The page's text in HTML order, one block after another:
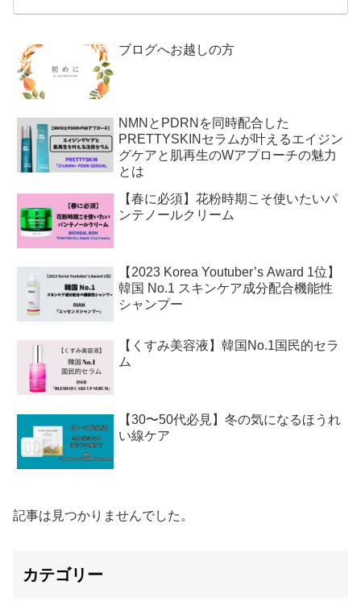
ブログへお越しの方
NMNとPDRNを同時配合した
PRETTYSKINセラムが叶えるエイジン
グケアと肌再生のWアプローチの魅力
とは
【春に必須】花粉時期こそ使いたいパ
ンテノールクリーム
【2023 Korea Youtuber’s Award 1位】
韓国 No.1 スキンケア成分配合機能性
シャンプー
【くすみ美容液】韓国No.1国民的セラ
ム
【30〜50代必見】冬の気になるほうれ
い線ケア
記事は見つかりませんでした。
カテゴリー